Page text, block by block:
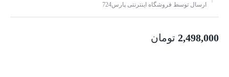
ارسال توسط فروشگاه اینترنتی پارس724
2,498,000 تومان